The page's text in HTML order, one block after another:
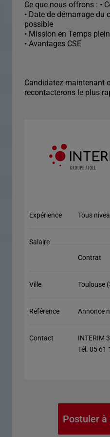
Ce que nous offrons : •
• Date de démarrage du
possible
• Mission en Temps
• Avantages CSE
Candidatez maintenant
recontacterons le plus
Expérience Tous
Salaire
Contrat
Ville Toulouse
Référence Annonce
Contact
INTERIM
Tél. 05 61
Postuler